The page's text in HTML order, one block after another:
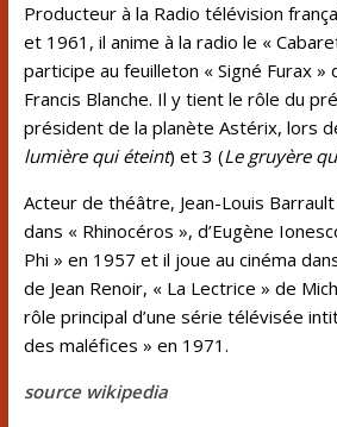
Producteur à la Radio télévision
et 1961, il anime à la radio le «
participe au feuilleton « Signé Furax »
Francis Blanche. Il y tient le rôle du
président de la planète Astérix, lors
lumière qui éteint) et 3 (Le gruyère
Acteur de théâtre, Jean-Louis Barrault
dans « Rhinocéros », d’Eugène
Phi » en 1957 et il joue au cinéma
de Jean Renoir, « La Lectrice » de
rôle principal d’une série télévisée
des maléfices » en 1971.
source wikipedia